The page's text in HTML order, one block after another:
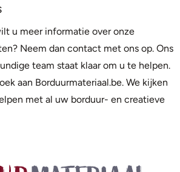
u meer informatie over onze
Neem dan contact met ons op. Ons
team staat klaar om u te helpen.
aan Borduurmateriaal.be. We kijken
met al uw borduur- en creatieve